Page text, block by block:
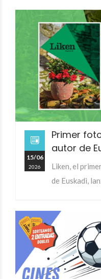
Primer
autor de
Liken, el
de Euskadi,
15/06
2026